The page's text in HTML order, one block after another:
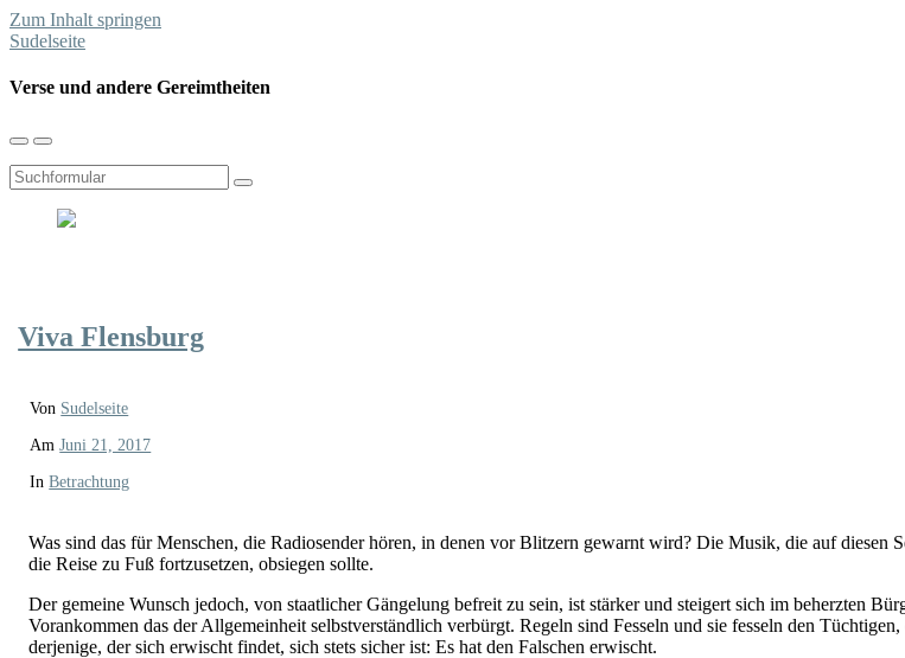
Zum Inhalt springen
Sudelseite
Verse und andere Gereimtheiten
Mobil-
Menü
umschalten
Suchfeld
umschalten
Suchen
Viva Flensburg
Von Sudelseite
AmJuni 21, 2017
InBetrachtung
Was sind das für Menschen, die Radiosender hören, in denen vor Blitzern gewarnt wird? Die Musik, die auf diesen
die Reise zu Fuß fortzusetzen, obsiegen sollte.
Der gemeine Wunsch jedoch, von staatlicher Gängelung befreit zu sein, ist stärker und steigert sich im beherzten
Vorankommen das der Allgemeinheit selbstverständlich verbürgt. Regeln sind Fesseln und sie fesseln den
derjenige, der sich erwischt findet, sich stets sicher ist: Es hat den Falschen erwischt.